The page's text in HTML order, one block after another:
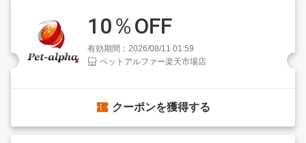
10％OFF
有効期間：2026/08/11 01:59
ペットアルファー楽天市場店
クーポンを獲得する